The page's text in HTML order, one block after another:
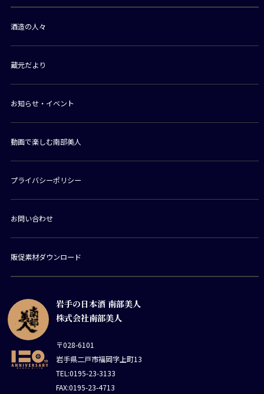
岩手の日本酒 南部美人
株式会社南部美人
〒028-6101
岩手県二戸市福岡字上町13
TEL:0195-23-3133
FAX:0195-23-4713
酒造の人々
蔵元だより
お知らせ・イベント
動画で楽しむ南部美人
プライバシーポリシー
お問い合わせ
販促素材ダウンロード